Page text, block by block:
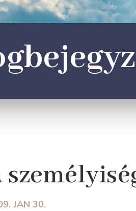
JAN 30.